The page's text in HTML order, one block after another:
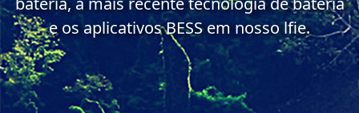
e os aplicativos BESS em nosso lfie.